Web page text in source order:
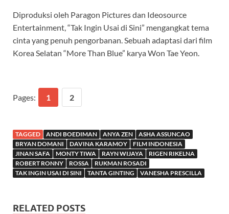
Diproduksi oleh Paragon Pictures dan Ideosource
Entertainment, “Tak Ingin Usai di Sini” mengangkat tema
cinta yang penuh pengorbanan. Sebuah adaptasi dari film
Korea Selatan “More Than Blue” karya Won Tae Yeon.
Pages: 1 2
TAGGED ANDI BOEDIMAN ANYA ZEN
ASHA ASSUNCAO
BRYAN DOMANI
DAVINA KARAMOY
FILM INDONESIA
JINAN SAFA
MONTY TIWA RAYN WIJAYA
RIGEN RIKELNA
ROBERT RONNY
ROSSA
RUKMAN ROSADI
TAK INGIN USAI DI SINI
TANTA GINTING VANESHA PRESCILLA
RELATED POSTS